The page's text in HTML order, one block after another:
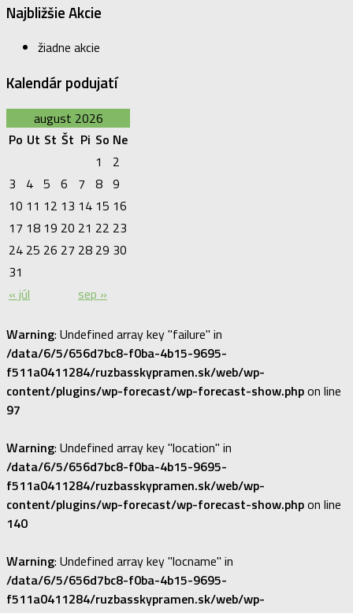
Najbližšie Akcie
žiadne akcie
Kalendár podujatí
august 2026
Po Ut St Št Pi So Ne
1
2
3
4 5 6 7 8 9
10 11 12 13 14 15 16
17 18 19 20 21 22 23
24 25 26 27 28 29 30
31
« júl
sep »
Warning: Undefined array key "failure" in
/data/6/5/656d7bc8-f0ba-4b15-9695-
f511a0411284/ruzbasskypramen.sk/web/wp-
content/plugins/wp-forecast/wp-forecast-show.phpon line
97
Warning: Undefined array key "location" in
/data/6/5/656d7bc8-f0ba-4b15-9695-
f511a0411284/ruzbasskypramen.sk/web/wp-
content/plugins/wp-forecast/wp-forecast-show.phpon line
140
Warning: Undefined array key "locname" in
/data/6/5/656d7bc8-f0ba-4b15-9695-
f511a0411284/ruzbasskypramen.sk/web/wp-